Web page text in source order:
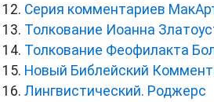
Серия комментариев
Толкование Иоанна
Толкование Феофилакта
Новый Библейский
Лингвистический. Роджерс